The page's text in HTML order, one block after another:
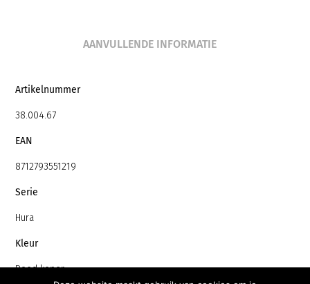
AANVULLENDE INFORMATIE
Artikelnummer
38.004.67
EAN
8712793551219
Serie
Hura
Kleur
Rood koper